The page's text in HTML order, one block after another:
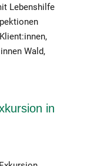
Lebenshilfe
Wald,
in